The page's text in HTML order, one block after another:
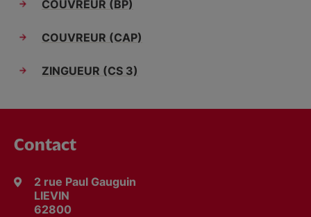
COUVREUR (BP)
COUVREUR (CAP)
ZINGUEUR (CS 3)
Contact
2 rue Paul Gauguin
LIEVIN
62800